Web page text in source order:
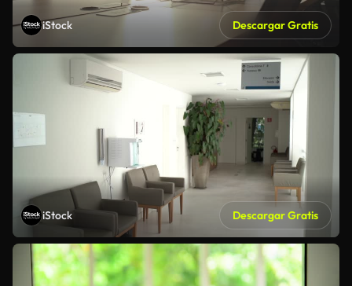
iStock Descargar Gratis
iStock Descargar Gratis